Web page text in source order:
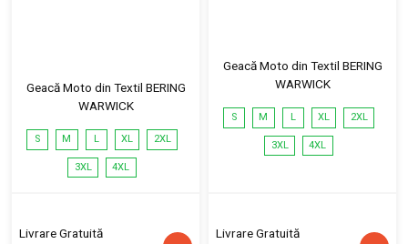
Geacă Moto din Textil BERING
WARWICK
S M L XL 2XL
3XL 4XL
Livrare Gratuită
Geacă Moto din Textil BERING
WARWICK
S M L XL 2XL
3XL 4XL
Livrare Gratuită